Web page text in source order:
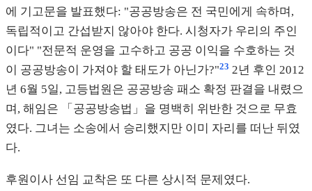
에 기고문을 발표했다: "공공방송은 전 국민에게 속하며,
독립적이고 간섭받지 않아야 한다. 시청자가 우리의 주인
이다" "전문적 운영을 고수하고 공공 이익을 수호하는 것
이 공공방송이 가져야 할 태도가 아닌가?"23 2년 후인 2012
년 6월 5일, 고등법원은 공공방송 패소 확정 판결을 내렸으
며, 해임은 「공공방송법」을 명백히 위반한 것으로 무효
였다. 그녀는 소송에서 승리했지만 이미 자리를 떠난 뒤였
다.
후원이사 선임 교착은 또 다른 상시적 문제였다.